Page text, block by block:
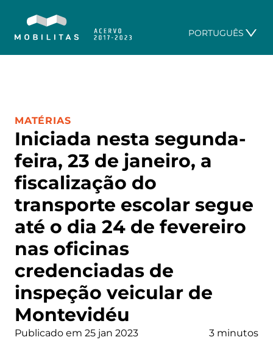
PORTUGUÊS
Iniciada nesta segunda-
feira, 23 de janeiro, a
fiscalização do
transporte escolar segue
até o dia 24 de fevereiro
nas oficinas
credenciadas de
inspeção veicular de
Montevidéu
CATEGORIA:
MATÉRIAS
Publicado em 25 jan 2023 3 minutos